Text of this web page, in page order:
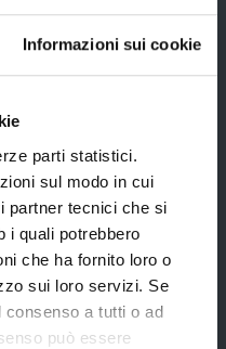
Informazioni sui cookie
parti statistici.
sul modo in cui
partner tecnici che si
i quali potrebbero
che ha fornito loro o
sui loro servizi. Se
consenso a tutti o ad
può essere